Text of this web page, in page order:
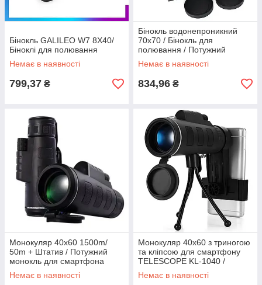
Бінокль GALILEO W7 8X40/
Біноклі для полювання
Немає в наявності
799,37 ₴
Бінокль водонепроникний
70х70 / Бінокль для
полювання / Потужний
бінокль / Бінокль для
спостереження
Немає в наявності
834,96 ₴
Монокуляр 40x60 1500m/
50m + Штатив / Потужний
монокль для смартфона
Немає в наявності
Монокуляр 40x60 з триногою
та кліпсою для смартфону
TELESCOPE KL-1040 /
Монокль для телефону /
Підзорна труба
Немає в наявності